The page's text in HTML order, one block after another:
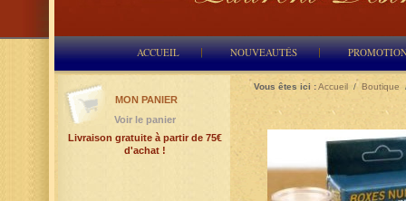
ACCUEIL NOUVEAUTÉS
Vous êtes ici :Accueil / Boutique
MON PANIER
Voir le panier
Livraison gratuite à partir de 75€
d'achat !